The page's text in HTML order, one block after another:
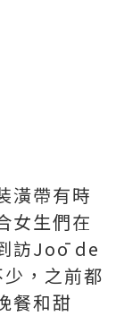
潢帶有時
女生們在
訪Joō de
，之前都
餐和甜